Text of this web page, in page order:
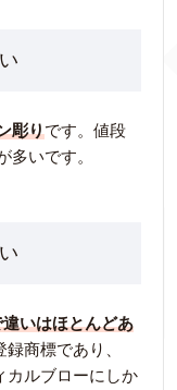
彫りです。値段
多いです。
いはほとんどあ
商標であり、
カルブローにしか